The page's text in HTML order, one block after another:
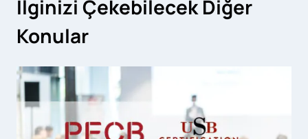
İlginizi Çekebilecek Diğer
Konular